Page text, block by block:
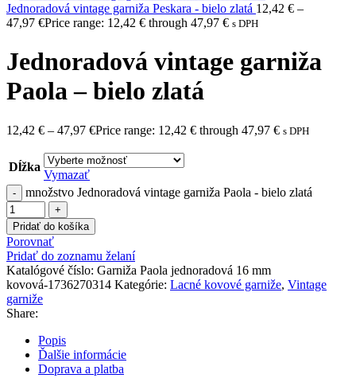
Jednoradová vintage garniža Peskara - bielo zlatá 12,42 € –
47,97 €Price range: 12,42 € through 47,97 € s DPH
Jednoradová vintage garniža
Paola – bielo zlatá
12,42 € – 47,97 €Price range: 12,42 € through 47,97 € s DPH
Dĺžka
Vymazať
množstvo Jednoradová vintage garniža Paola - bielo zlatá
Pridať do košíka
Porovnať
Pridať do zoznamu želaní
Katalógové číslo: Garniža Paola jednoradová 16 mm
kovová-1736270314 Kategórie: Lacné kovové garniže, Vintage
garniže
Share:
Popis
Ďalšie informácie
Doprava a platba